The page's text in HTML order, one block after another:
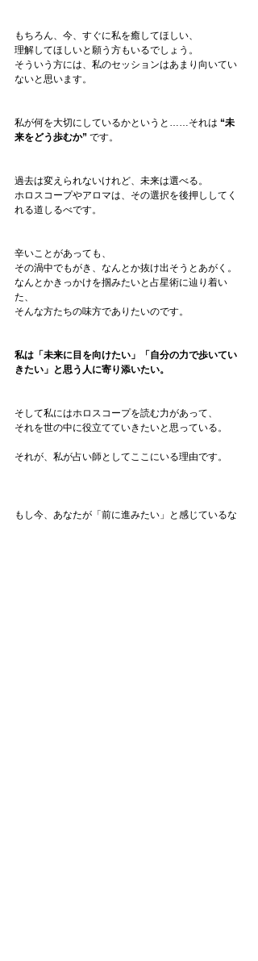
もちろん、今、すぐに私を癒してほしい、
理解してほしいと願う方もいるでしょう。
そういう方には、私のセッションはあまり向いてい
ないと思います。
私が何を大切にしているかというと……それは “未
来をどう歩むか” です。
過去は変えられないけれど、未来は選べる。
ホロスコープやアロマは、その選択を後押ししてく
れる道しるべです。
辛いことがあっても、
その渦中でもがき、なんとか抜け出そうとあがく。
なんとかきっかけを掴みたいと占星術に辿り着い
た、
そんな方たちの味方でありたいのです。
私は「未来に目を向けたい」「自分の力で歩いてい
きたい」と思う人に寄り添いたい。
そして私にはホロスコープを読む力があって、
それを世の中に役立てていきたいと思っている。
それが、私が占い師としてここにいる理由です。
もし今、あなたが「前に進みたい」と感じているな